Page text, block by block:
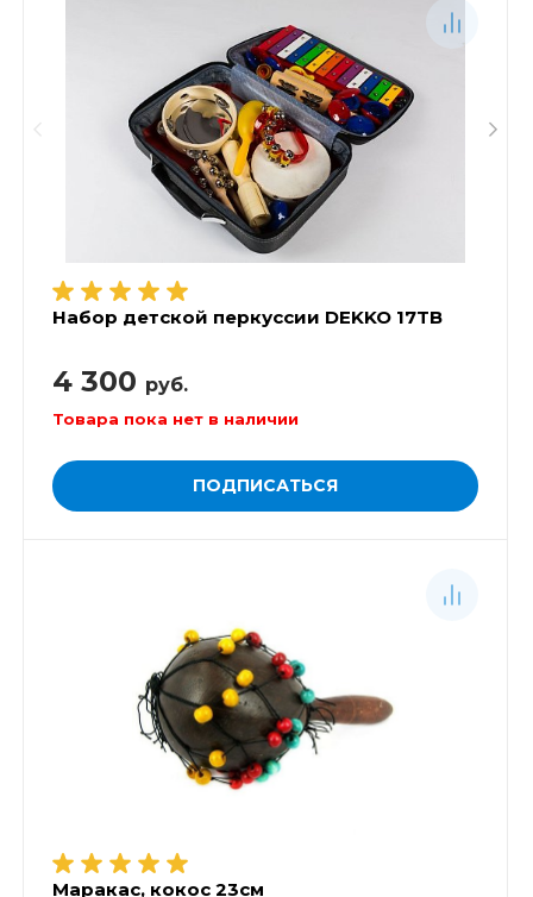
Набор детской перкуссии DEKKO 17TB
4 300 руб.
Товара пока нет в наличии
ПОДПИСАТЬСЯ
Маракас, кокос 23см